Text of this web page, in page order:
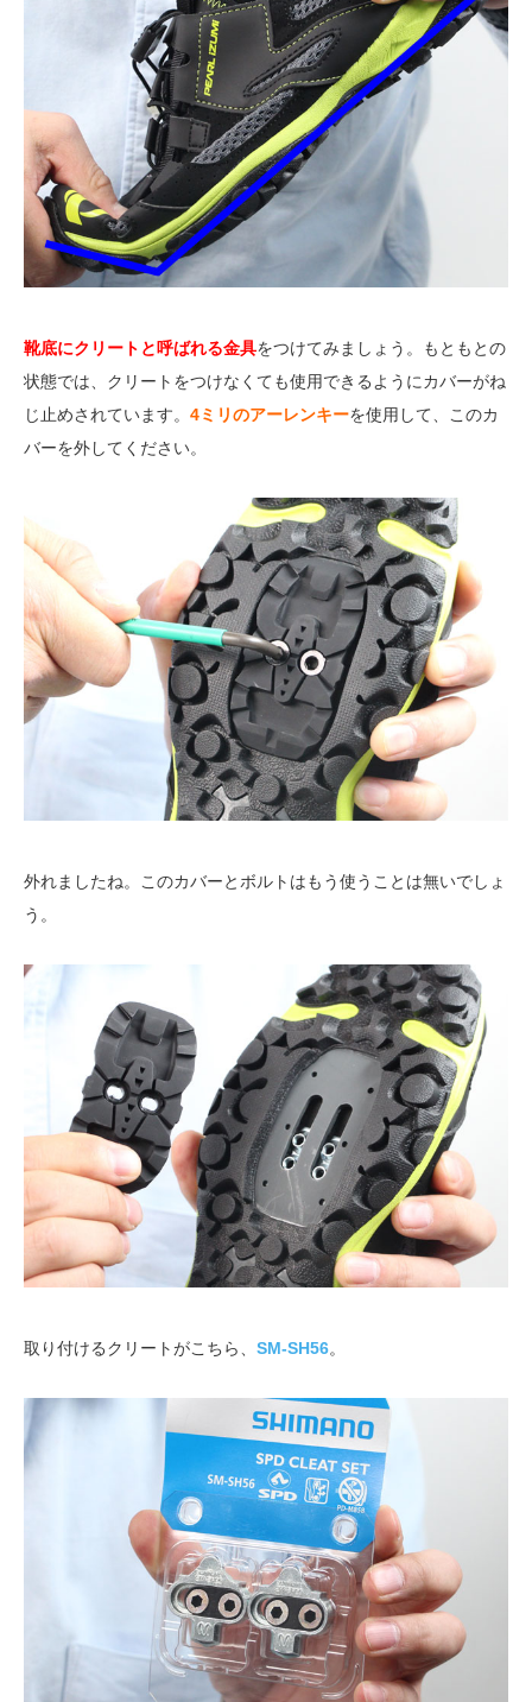
靴底にクリートと呼ばれる金具をつけてみましょう。もともとの
状態では、クリートをつけなくても使用できるようにカバーがね
じ止めされています。 4ミリのアーレンキーを使用して、このカ
バーを外してください。
外れましたね。このカバーとボルトはもう使うことは無いでしょ
う。
取り付けるクリートがこちら、 SM-SH56。